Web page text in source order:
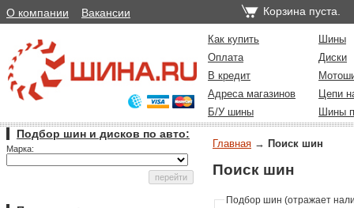
О компании Вакансии Корзина пуста.
Как купить
Шины
Оплата
Диски
В кредит
Адреса магазинов
Цепи
Б/У шины
Шины
Подбор шин и дисков по авто:
Марка: Главная → Поиск шин
Поиск шин
Подбор шин (отражает